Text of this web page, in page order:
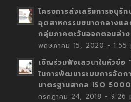
โครงการส่งเสริมการอนุรั
อุตสาหกรรมขนาดกลางแล
กลุ่มภาคตะวันออกตอนล่าง
พฤษภาคม 15, 2020 - 1:55
เชิญร่วมฟังเสวนาในหัวข้อ
ในการพัฒนาระบบการจัดก
มาตรฐานสากล ISO
กรกฎาคม 24, 2018 - 9:26